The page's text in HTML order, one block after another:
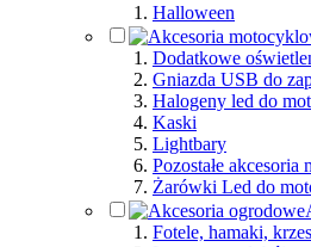
Halloween
Dodatkowe
Gniazda USB do
Halogeny led do
Kaski
Lightbary
Pozostałe
Żarówki Led do
Fotele, hamaki,